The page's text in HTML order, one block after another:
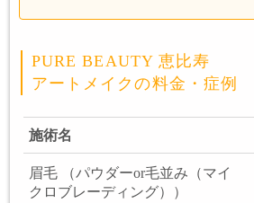
PURE BEAUTY 恵比寿
アートメイクの料金・症例
施術名
眉毛 （パウダーor毛並み（マイ
クロブレーディング））